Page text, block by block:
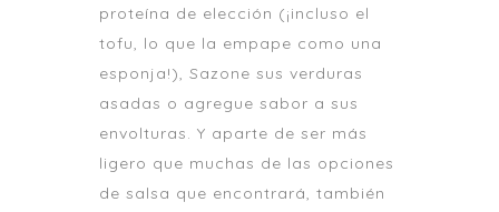
proteína de elección (¡incluso el
tofu, lo que la empape como una
esponja!), Sazone sus verduras
asadas o agregue sabor a sus
envolturas. Y aparte de ser más
ligero que muchas de las opciones
de salsa que encontrará, también